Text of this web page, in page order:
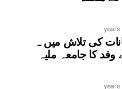
کی رقت آمیز اور
ملت کی ترقی، امن و
ترقیاں مانگی گئیں۔
کی تلاش میں ہ
وفد کا جامعہ ملیہ